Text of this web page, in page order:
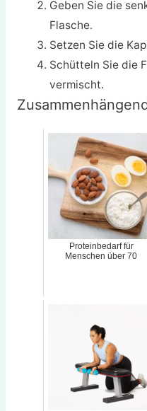
Geben Sie die
Flasche.
Setzen Sie die
Schütteln Sie die
vermischt.
Proteinbedarf für
Menschen über 70